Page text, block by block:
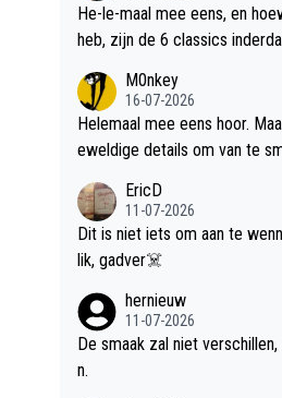
He-le-maal mee eens, en
heb, zijn de 6 classics
M0nkey
16-07-2026
Helemaal mee eens hoor.
eweldige details om van te
EricD
11-07-2026
Dit is niet iets om aan te
lik, gadver☠️
hernieuw
11-07-2026
De smaak zal niet
n.